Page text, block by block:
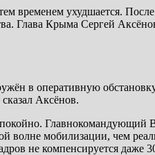
временем ухудшается.
Глава Крыма Сергей
в оперативную
Аксёнов.
Главнокомандующий
волне мобилизации, чем
не компенсируется